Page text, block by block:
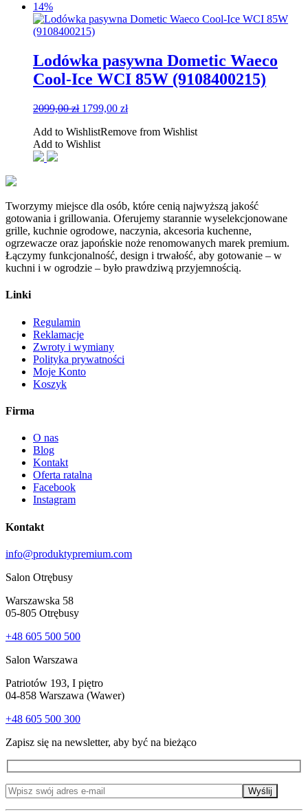
14%
Lodówka pasywna Dometic Waeco
Cool-Ice WCI 85W (9108400215)
2099,00zł Pierwotna
wynosiła:
2099,00 zł.
1799,00 złAktualna
wynosi:
Add to WishlistRemove from Wishlist
Add to Wishlist
Tworzymy miejsce dla osób, które cenią najwyższą jakość
gotowania i grillowania. Oferujemy starannie wyselekcjonowane
grille, kuchnie ogrodowe, naczynia, akcesoria kuchenne,
ogrzewacze oraz japońskie noże renomowanych marek premium.
Łączymy funkcjonalność, design i trwałość, aby gotowanie – w
kuchni i w ogrodzie – było prawdziwą przyjemnością.
Linki
Regulamin
Reklamacje
Zwroty i wymiany
Polityka prywatności
Moje Konto
Koszyk
Firma
O nas
Blog
Kontakt
Oferta ratalna
Facebook
Instagram
Kontakt
info@produktypremium.com
Salon Otrębusy
Warszawska 58
05-805 Otrębusy
+48 605 500 500
Salon Warszawa
Patriotów 193, I piętro
04-858 Warszawa (Wawer)
+48 605 500 300
Zapisz się na newsletter, aby być na bieżąco
Wyślij